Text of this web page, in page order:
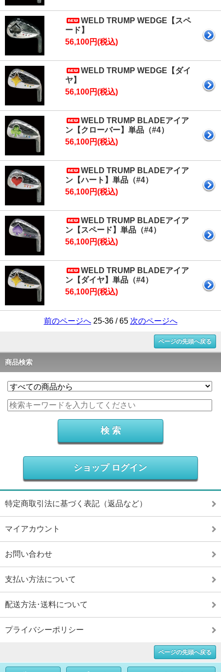
WELD TRUMP WEDGE【スペ
ード】
56,100円(税込)
WELD TRUMP WEDGE【ダイ
ヤ】
56,100円(税込)
WELD TRUMP BLADEアイア
ン【クローバー】単品（#4）
56,100円(税込)
WELD TRUMP BLADEアイア
ン【ハート】単品（#4）
56,100円(税込)
WELD TRUMP BLADEアイア
ン【スペード】単品（#4）
56,100円(税込)
WELD TRUMP BLADEアイア
ン【ダイヤ】単品（#4）
56,100円(税込)
前のページへ25-36 / 65 次のページへ
ページの先頭へ戻る
商品検索
ショップ ログイン
特定商取引法に基づく表記（返品など）
マイアカウント
お問い合わせ
支払い方法について
配送方法･送料について
プライバシーポリシー
ページの先頭へ戻る